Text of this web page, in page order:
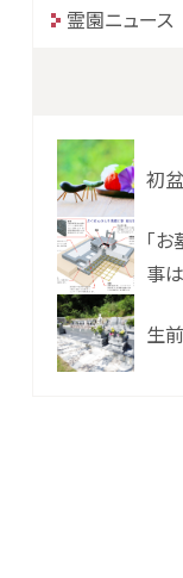
霊園ニュース
初
「
事
生